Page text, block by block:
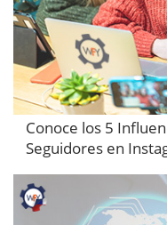
Conoce los 5
Seguidores en